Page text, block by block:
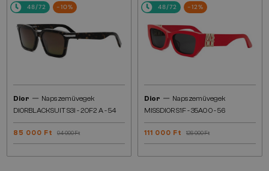
48/72 -10%
Dior — Napszemüvegek
DIORBLACKSUIT S3I - 20F2 A - 54
85 000 Ft 94 000 Ft
48/72 -12%
Dior — Napszemüvegek
MISSDIOR S1F - 35A0 O - 56
111 000 Ft 126 000 Ft